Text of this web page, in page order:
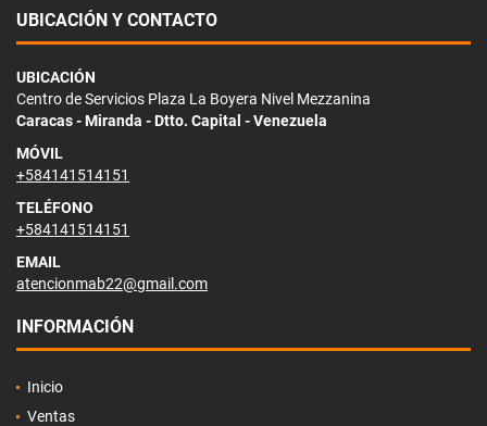
UBICACIÓN Y CONTACTO
UBICACIÓN
Centro de Servicios Plaza La Boyera Nivel Mezzanina
Caracas - Miranda - Dtto. Capital - Venezuela
MÓVIL
+584141514151
TELÉFONO
+584141514151
EMAIL
atencionmab22@gmail.com
INFORMACIÓN
Inicio
Ventas